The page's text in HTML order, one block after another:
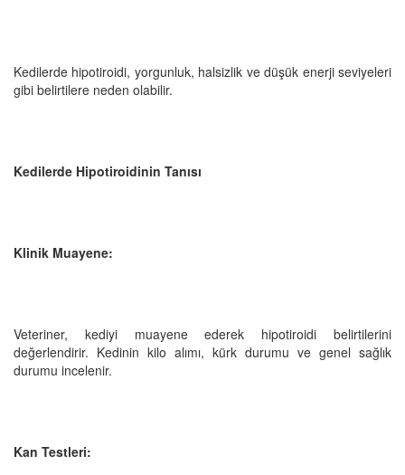
Kedilerde hipotiroidi, yorgunluk, halsizlik ve düşük enerji seviyeleri
gibi belirtilere neden olabilir.
Kedilerde Hipotiroidinin Tanısı
Klinik Muayene:
Veteriner, kediyi muayene ederek hipotiroidi belirtilerini
değerlendirir. Kedinin kilo alımı, kürk durumu ve genel sağlık
durumu incelenir.
Kan Testleri: